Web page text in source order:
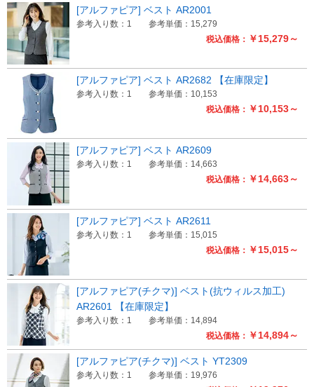
税込価格： ￥15,279～
[アルファピア] ベスト AR2001
参考入り数：1 参考単価：15,279
税込価格： ￥10,153～
[アルファピア] ベスト AR2682 【在庫限定】
参考入り数：1 参考単価：10,153
税込価格： ￥14,663～
[アルファピア] ベスト AR2609
参考入り数：1 参考単価：14,663
税込価格： ￥15,015～
[アルファピア] ベスト AR2611
参考入り数：1 参考単価：15,015
税込価格： ￥14,894～
[アルファピア(チクマ)] ベスト(抗ウィルス加工)
AR2601 【在庫限定】
参考入り数：1 参考単価：14,894
[アルファピア(チクマ)] ベスト YT2309
参考入り数：1 参考単価：19,976